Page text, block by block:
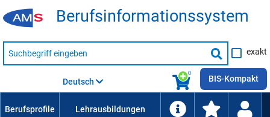
Be­rufs­in­for­ma­ti­ons­sys­tem
Suche
nach
Suche
starten
exakt
0
Deutsch BIS-Kompakt